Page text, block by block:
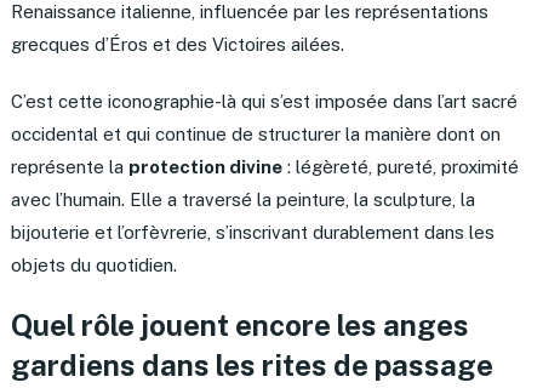
Renaissance italienne, influencée par les représentations
grecques d’Éros et des Victoires ailées.
C’est cette iconographie-là qui s’est imposée dans l’art sacré
occidental et qui continue de structurer la manière dont on
représente la protection divine: légèreté, pureté, proximité
avec l’humain. Elle a traversé la peinture, la sculpture, la
bijouterie et l’orfèvrerie, s’inscrivant durablement dans les
objets du quotidien.
Quel rôle jouent encore les anges
gardiens dans les rites de passage